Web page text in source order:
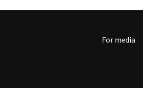
For media